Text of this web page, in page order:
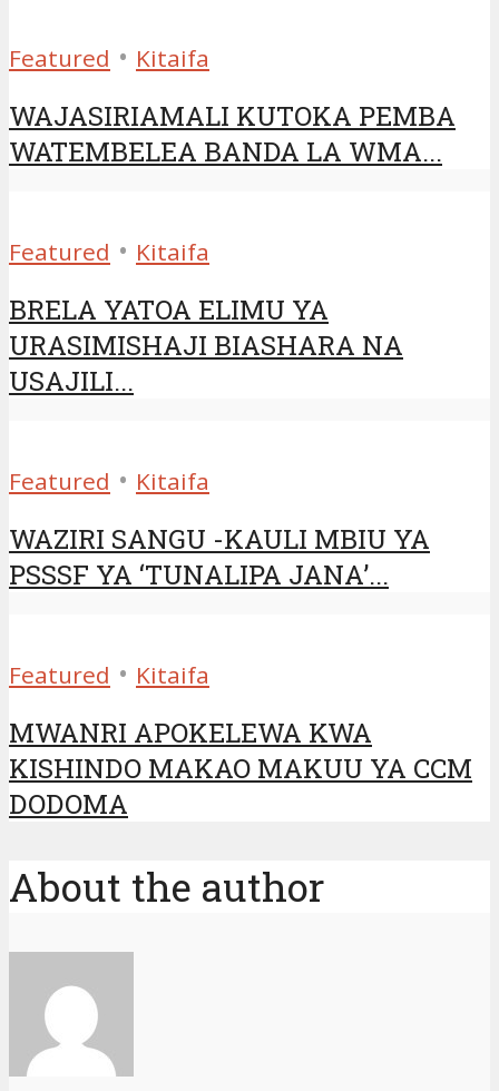
Featured • Kitaifa
WAJASIRIAMALI KUTOKA PEMBA
WATEMBELEA BANDA LA WMA...
Featured • Kitaifa
BRELA YATOA ELIMU YA
URASIMISHAJI BIASHARA NA
USAJILI...
Featured • Kitaifa
WAZIRI SANGU -KAULI MBIU YA
PSSSF YA ‘TUNALIPA JANA’...
Featured • Kitaifa
MWANRI APOKELEWA KWA
KISHINDO MAKAO MAKUU YA CCM
DODOMA
About the author